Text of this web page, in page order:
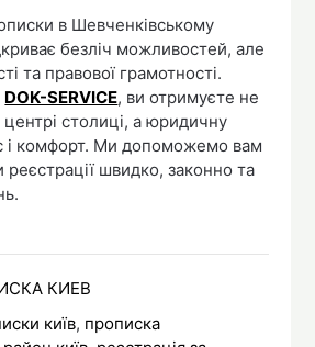
в Шевченківському
безліч можливостей, але
та правової грамотності.
DOK-SERVICE, ви отримуєте не
столиці, а юридичну
і комфорт. Ми допоможемо вам
реєстрації швидко, законно та
КИЕВ
київ, прописка